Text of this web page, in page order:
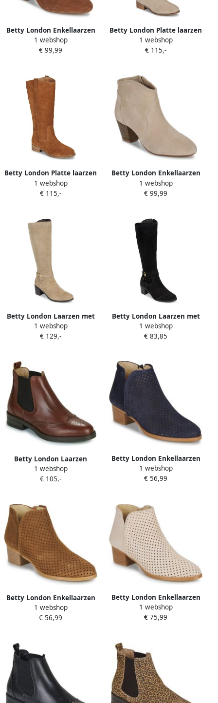
Betty London Enkellaarzen
OISINA
1 webshop
€ 99,99
Betty London Platte laarzen
Donna
1 webshop
€ 115,-
Betty London Platte laarzen
Donna
1 webshop
€ 115,-
Betty London Enkellaarzen
OISINA
1 webshop
€ 99,99
Betty London Laarzen met
hakken NADYA
1 webshop
€ 129,-
Betty London Laarzen met
hakken NADYA
1 webshop
€ 83,85
Betty London Laarzen
NELLA
1 webshop
€ 105,-
Betty London Enkellaarzen
ALINE
1 webshop
€ 56,99
Betty London Enkellaarzen
ALINE
1 webshop
€ 56,99
Betty London Enkellaarzen
ALINE
1 webshop
€ 75,99